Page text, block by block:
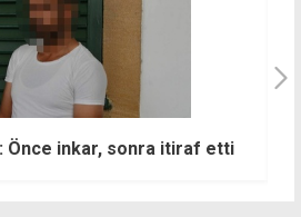
netleşti: İşte saat saat